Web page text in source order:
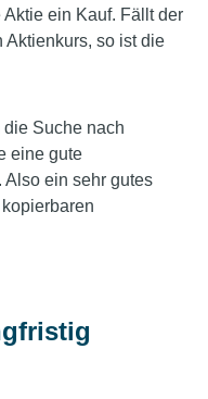
ein Kauf. Fällt der
Aktienkurs, so ist die
die Suche nach
eine gute
ein sehr gutes